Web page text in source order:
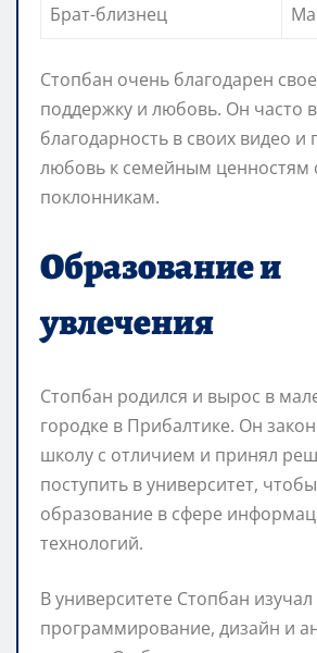
Брат-близнец
Стопбан очень благодарен
поддержку и любовь. Он часто
благодарность в своих видео и
любовь к семейным ценностям
поклонникам.
Образование и
увлечения
Стопбан родился и вырос в
городке в Прибалтике. Он
школу с отличием и принял
поступить в университет,
образование в сфере
технологий.
В университете Стопбан изучал
программирование, дизайн и